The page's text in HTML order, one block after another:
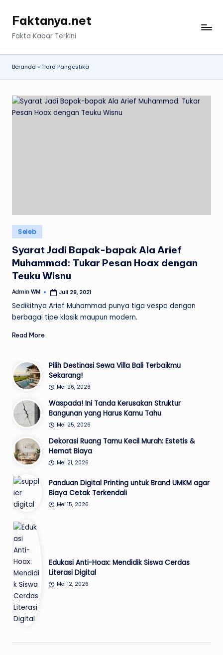
Faktanya.net
Fakta Kabar Terkini
Beranda »Tiara Pangestika
Posted
in
Seleb
Syarat Jadi Bapak-bapak Ala Arief
Muhammad: Tukar Pesan Hoax dengan
Teuku Wisnu
Posted
Admin WM Juli 29, 2021
Sedikitnya Arief Muhammad punya tiga vespa dengan
berbagai tipe klasik maupun modern.
Read More
Pilih Destinasi Sewa Villa Bali Terbaikmu
Sekarang!
Mei 26, 2026
Waspada! Ini Tanda Kerusakan Struktur
Bangunan yang Harus Kamu Tahu
Mei 25, 2026
Dekorasi Ruang Tamu Kecil Murah: Estetis &
Hemat Biaya
Mei 21, 2026
Panduan Digital Printing untuk Brand UMKM agar
Biaya Cetak Terkendali
Mei 15, 2026
Edukasi Anti-Hoax: Mendidik Siswa Cerdas
Literasi Digital
Mei 12, 2026